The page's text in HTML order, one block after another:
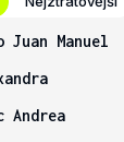
Juan Manuel
Andrea